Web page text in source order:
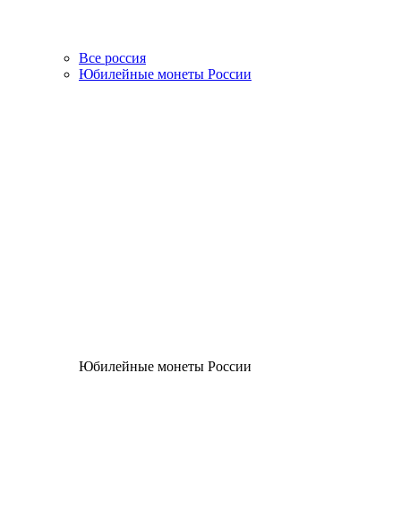
Все россия
Юбилейные монеты России
Юбилейные монеты России